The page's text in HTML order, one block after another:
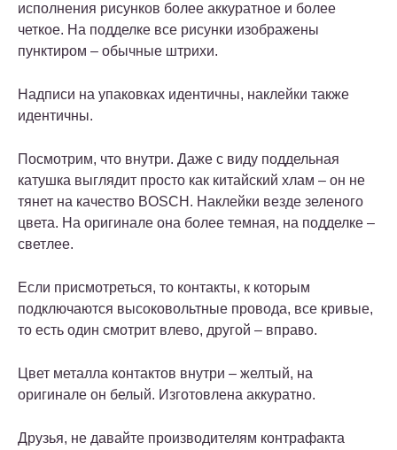
исполнения рисунков более аккуратное и более
четкое. На подделке все рисунки изображены
пунктиром – обычные штрихи.
Надписи на упаковках идентичны, наклейки также
идентичны.
Посмотрим, что внутри. Даже с виду поддельная
катушка выглядит просто как китайский хлам – он не
тянет на качество BOSCH. Наклейки везде зеленого
цвета. На оригинале она более темная, на подделке –
светлее.
Если присмотреться, то контакты, к которым
подключаются высоковольтные провода, все кривые,
то есть один смотрит влево, другой – вправо.
Цвет металла контактов внутри – желтый, на
оригинале он белый. Изготовлена аккуратно.
Друзья, не давайте производителям контрафакта